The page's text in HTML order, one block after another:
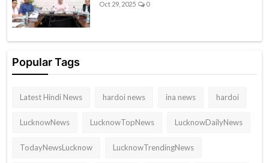
Oct 29, 2025 0
Popular Tags
Latest Hindi News hardoi news ina news hardoi
LucknowNews LucknowTopNews LucknowDailyNews
TodayNewsLucknow LucknowTrendingNews